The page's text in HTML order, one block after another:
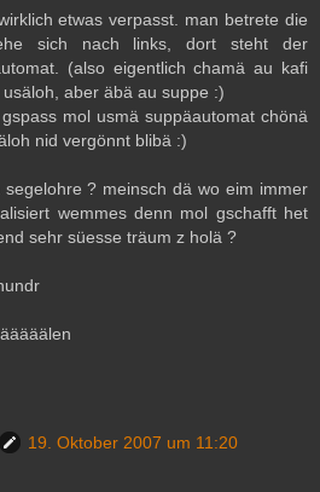
etwas verpasst. man betrete die
sich nach links, dort steht der
(also eigentlich chamä au kafi
aber äbä au suppe :)
mol usmä suppäautomat chönä
nid vergönnt blibä :)
? meinsch dä wo eim immer
wemmes denn mol gschafft het
sehr süesse träum z holä ?
19. Oktober 2007 um 11:20